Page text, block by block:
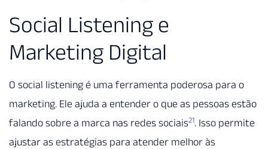
Social Listening e
Marketing Digital
O social listening é uma ferramenta poderosa para o
marketing. Ele ajuda a entender o que as pessoas estão
falando sobre a marca nas redes sociais21. Isso permite
ajustar as estratégias para atender melhor às